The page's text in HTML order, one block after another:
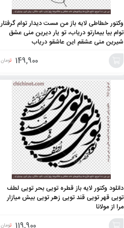
وکتور خطاطی لایه باز من مست دیدار توام گرفتار
توام بیا بیمارتو دریاب، تو یار دیرین منی عشق
شیرین منی عشقم این عاشقو دریاب
149,900 تومان
افزودن
دانلود وکتور لایه باز قطره تویی بحر تویی لطف
تویی قهر تویی قند تویی زهر تویی بیش میازار
مرا از مولانا
تومان